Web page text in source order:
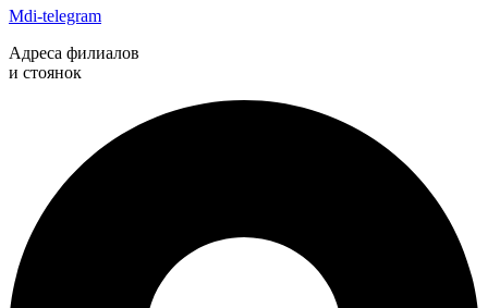
Mdi-telegram
Адреса филиалов
и стоянок